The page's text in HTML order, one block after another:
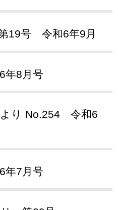
19号 令和6年9月
年8月号
り No.254 令和6
年7月号